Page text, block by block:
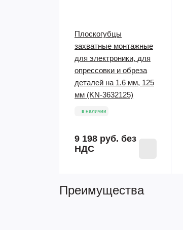
Плоскогубцы
захватные монтажные
для электроники, для
опрессовки и обреза
деталей на 1.6 мм, 125
мм (KN-3632125)
в наличии
9 198 руб. без
НДС
Преимущества